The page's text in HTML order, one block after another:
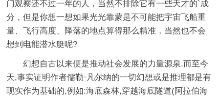
门观察还不过一年的人，当然不排除它有一些天才的`成
分，但是你想一想如果光光靠蒙是不可能把宇宙飞船重
量、飞行高度、降落的地点算得那么精准，当然也不会
想到电能潜水艇呢?
幻想自古以来便是推动社会发展的力量源泉.而至今
天,事实证明作者儒勒·凡尔纳的一切幻想或是推理都是有
现实作为基础的,例如:海底森林,穿越海底隧道(阿拉伯海